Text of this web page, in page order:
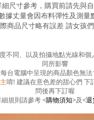
細尺寸參考，購買前請先與
據丈量會因布料彈性及測量
商品尺寸略有誤差 請女孩
不同、以及拍攝地點光線和
同所影響
台電腦中呈現的商品顏色無法
唷! 建議在意色差的甜心們 下
問後再下訂喔
細規則請參考<購物須知>及<退